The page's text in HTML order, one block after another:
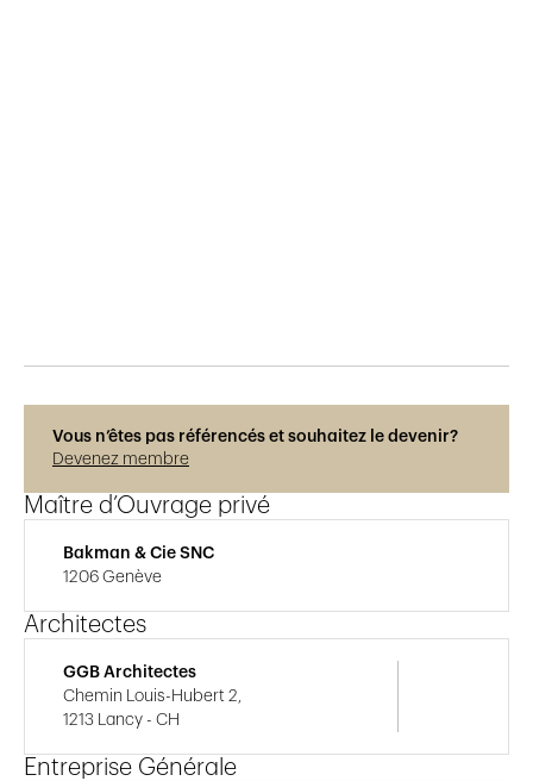
Vous n’êtes pas référencés et souhaitez le devenir?
Devenez membre
Maître d’Ouvrage privé
Bakman & Cie SNC
1206 Genève
Architectes
GGB Architectes
Chemin Louis-Hubert 2,
1213 Lancy - CH
Entreprise Générale